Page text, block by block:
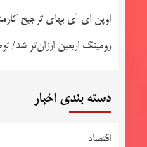
اوپن ای آی بهای ترجیح
رومینگ اربعین ارزان‌تر شد/
دسته بندی اخبار
اقتصاد